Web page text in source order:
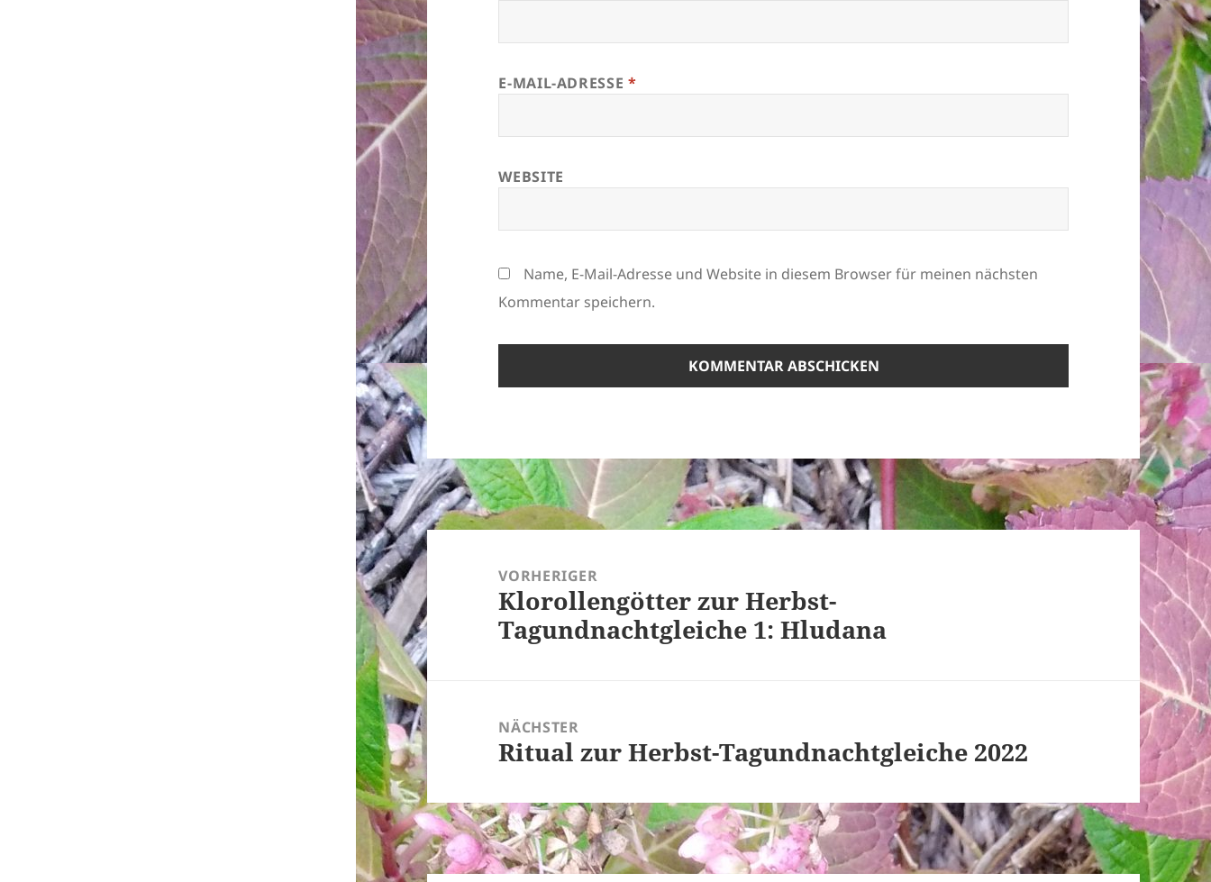
E-MAIL-ADRESSE *
WEBSITE
Name, E-Mail-Adresse und Website in diesem Browser für meinen nächsten
Kommentar speichern.
Beitragsnavigation
VORHERIGER
Vorheriger
Beitrag:
Klorollengötter zur Herbst-
Tagundnachtgleiche 1: Hludana
NÄCHSTER
Nächster
Ritual zur Herbst-Tagundnachtgleiche 2022